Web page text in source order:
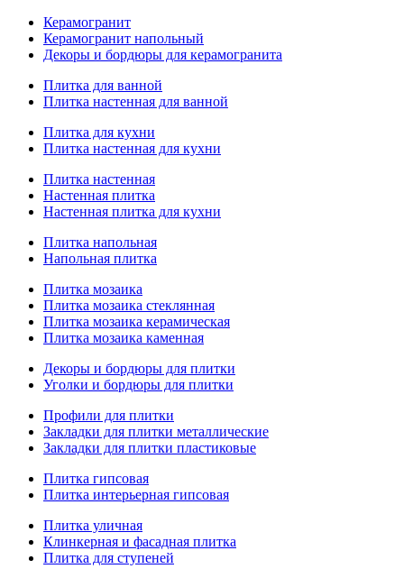
Керамогранит
Керамогранит напольный
Декоры и бордюры для керамогранита
Плитка для ванной
Плитка настенная для ванной
Плитка для кухни
Плитка настенная для кухни
Плитка настенная
Настенная плитка
Настенная плитка для кухни
Плитка напольная
Напольная плитка
Плитка мозаика
Плитка мозаика стеклянная
Плитка мозаика керамическая
Плитка мозаика каменная
Декоры и бордюры для плитки
Уголки и бордюры для плитки
Профили для плитки
Закладки для плитки металлические
Закладки для плитки пластиковые
Плитка гипсовая
Плитка интерьерная гипсовая
Плитка уличная
Клинкерная и фасадная плитка
Плитка для ступеней